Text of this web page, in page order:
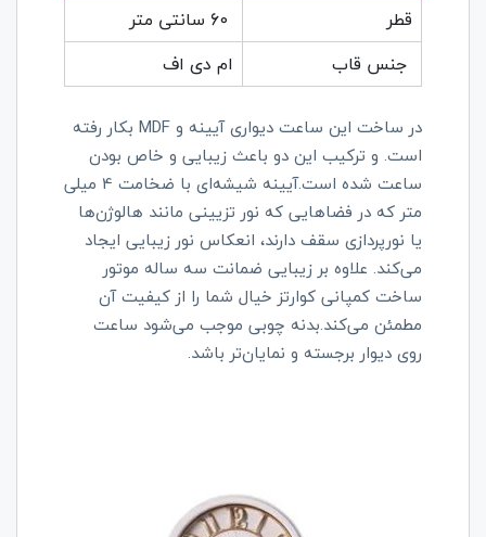
قطر
جنس قاب
ام دی اف
در ساخت این ساعت دیواری آیینه و MDF بکار رفته
است. و ترکیب این دو باعث زیبایی و خاص بودن
ساعت شده است.آیینه شیشه‌ای با ضخامت 4 میلی
متر که در فضاهایی که نور تزیینی مانند هالوژن‌ها
یا نورپردازی سقف دارند، انعکاس نور زیبایی ایجاد
می‌کند. علاوه بر زیبایی ضمانت سه ساله موتور
ساخت کمپانی کوارتز خیال شما را از کیفیت آن
مطمئن می‌کند.بدنه چوبی موجب می‌شود ساعت
روی دیوار برجسته و نمایان‌تر باشد.